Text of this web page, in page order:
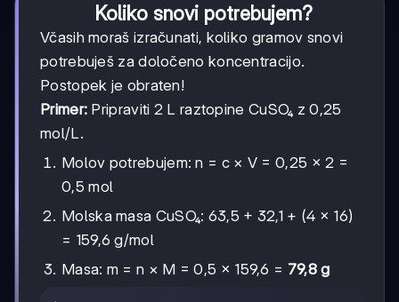
Koliko snovi potrebujem?
Včasih moraš izračunati, koliko gramov snovi
potrebuješ za določeno koncentracijo.
Postopek je obraten!
Primer: Pripraviti 2 L raztopine CuSO₄ z 0,25
mol/L.
Molov potrebujem: n = c × V = 0,25 × 2 =
0,5 mol
Molska masa CuSO₄: 63,5 + 32,1 + (4 × 16)
= 159,6 g/mol
Masa: m = n × M = 0,5 × 159,6 = 79,8 g